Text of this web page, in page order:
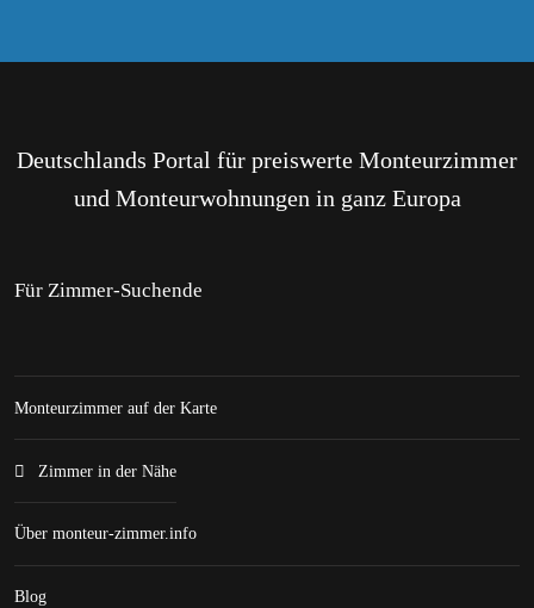
Deutschlands Portal für preiswerte Monteurzimmer
und Monteurwohnungen in ganz Europa
Für Zimmer-Suchende
Monteurzimmer auf der Karte
Zimmer in der Nähe
Über monteur-zimmer.info
Blog